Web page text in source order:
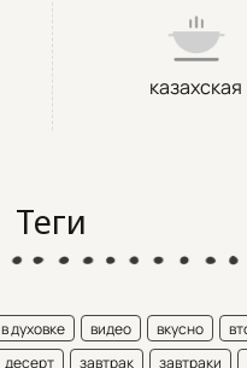
казахская
Теги
в духовке видео вкусно
десерт завтрак завтраки